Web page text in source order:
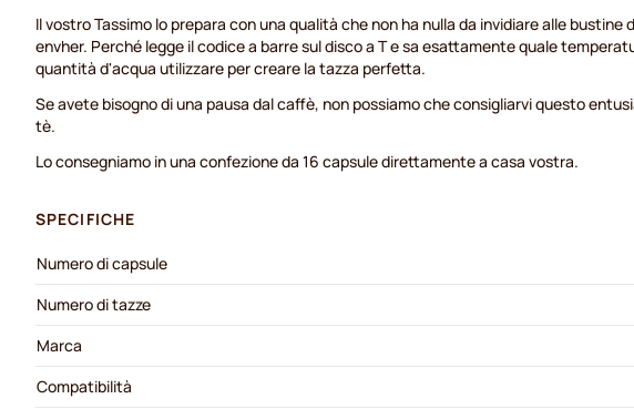
Il vostro Tassimo lo prepara con una qualità che non ha nulla da invidiare alle bustine
envher. Perché legge il codice a barre sul disco a T e sa esattamente quale
quantità d'acqua utilizzare per creare la tazza perfetta.
Se avete bisogno di una pausa dal caffè, non possiamo che consigliarvi questo
tè.
Lo consegniamo in una confezione da 16 capsule direttamente a casa vostra.
SPECIFICHE
Numero di capsule
Numero di tazze
Marca
Compatibilità